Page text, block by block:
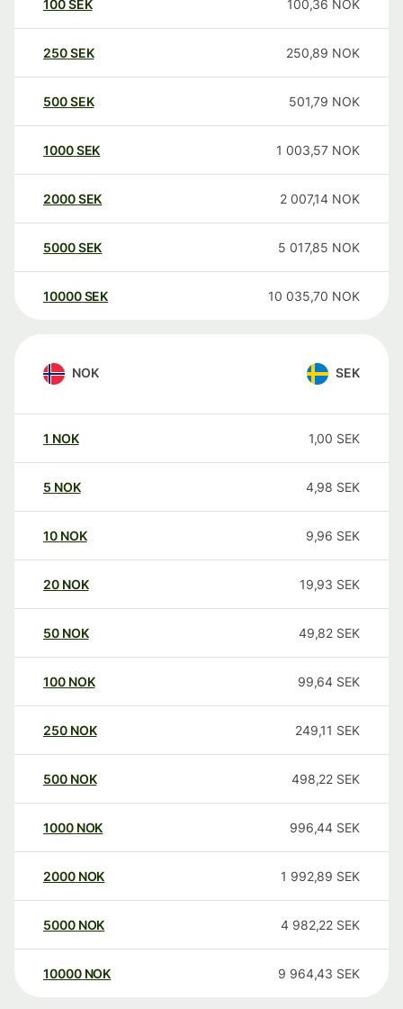
100SEK 100,36 NOK
250SEK 250,89 NOK
500SEK 501,79 NOK
1000SEK 1 003,57 NOK
2000SEK 2 007,14 NOK
5000SEK 5 017,85 NOK
10000 SEK 10 035,70 NOK
NOK SEK
1 NOK 1,00 SEK
5 NOK 4,98 SEK
10 NOK 9,96 SEK
20 NOK 19,93 SEK
50 NOK 49,82 SEK
100 NOK 99,64 SEK
250 NOK 249,11 SEK
500 NOK 498,22 SEK
1000 NOK 996,44 SEK
2000 NOK 1 992,89 SEK
5000 NOK 4 982,22 SEK
10000 NOK 9 964,43 SEK